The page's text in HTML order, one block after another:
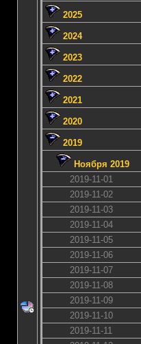
2025
2024
2023
2022
2021
2020
2019
Ноября 2019
2019-11-01
2019-11-02
2019-11-03
2019-11-04
2019-11-05
2019-11-06
2019-11-07
2019-11-08
2019-11-09
2019-11-10
2019-11-11